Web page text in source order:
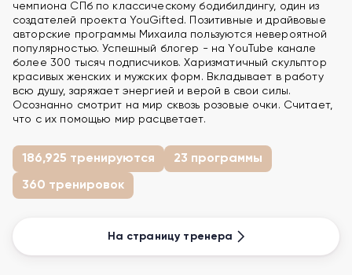
чемпиона СПб по классическому бодибилдингу, один из
создателей проекта YouGifted. Позитивные и драйвовые
авторские программы Михаила пользуются невероятной
популярностью. Успешный блогер - на YouTube канале
более 300 тысяч подписчиков. Харизматичный скульптор
красивых женских и мужских форм. Вкладывает в работу
всю душу, заряжает энергией и верой в свои силы.
Осознанно смотрит на мир сквозь розовые очки. Считает,
что с их помощью мир расцветает.
186,925 тренируются 23 программы
360 тренировок
На страницу тренера